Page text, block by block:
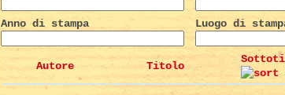
Anno di stampa Luogo di
Autore Titolo